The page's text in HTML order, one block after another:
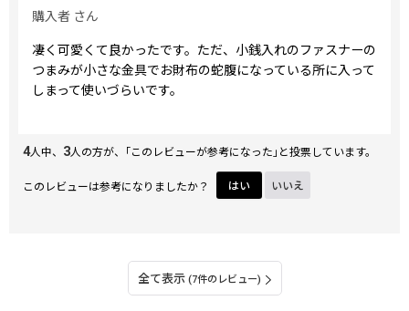
購入者 さん
凄く可愛くて良かったです。ただ、小銭入れのファスナーの
つまみが小さな金具でお財布の蛇腹になっている所に入って
しまって使いづらいです。
4人中、 3人の方が、｢このレビューが参考になった｣と投票しています。
このレビューは参考になりましたか？ はい いいえ
全て表示 (7件のレビュー)